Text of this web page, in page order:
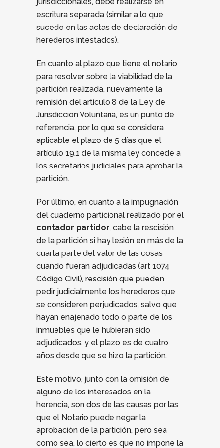
escritura separada (similar a lo que
sucede en las actas de declaración de
herederos intestados).
En cuanto al plazo que tiene el notario
para resolver sobre la viabilidad de la
partición realizada, nuevamente la
remisión del artículo 8 de la Ley de
Jurisdicción Voluntaria, es un punto de
referencia, por lo que se considera
aplicable el plazo de 5 días que el
artículo 19.1 de la misma ley concede a
los secretarios judiciales para aprobar la
partición.
Por último, en cuanto a la impugnación
del cuaderno particional realizado por el
contador partidor, cabe la rescisión
de la partición si hay lesión en más de la
cuarta parte del valor de las cosas
cuando fueran adjudicadas (art 1074
Código Civil), rescisión que pueden
pedir judicialmente los herederos que
se consideren perjudicados, salvo que
hayan enajenado todo o parte de los
inmuebles que le hubieran sido
adjudicados, y el plazo es de cuatro
años desde que se hizo la partición.
Este motivo, junto con la omisión de
alguno de los interesados en la
herencia, son dos de las causas por las
que el Notario puede negar la
aprobación de la partición, pero sea
como sea, lo cierto es que no impone la